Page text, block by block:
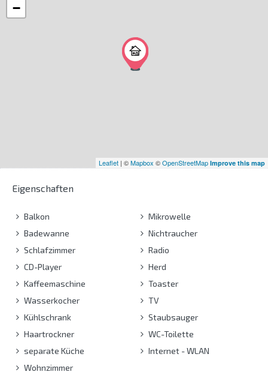
−
Leaflet | ©Mapbox ©OpenStreetMap Improve this map
Eigenschaften
Balkon
Badewanne
Schlafzimmer
CD-Player
Kaffeemaschine
Wasserkocher
Kühlschrank
Haartrockner
separate Küche
Wohnzimmer
Mikrowelle
Nichtraucher
Radio
Herd
Toaster
TV
Staubsauger
WC-Toilette
Internet - WLAN